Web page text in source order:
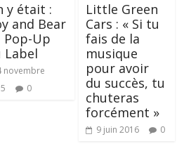
y était :
and Bear
Pop-Up
Label
novembre
0
Little Green
Cars : « Si tu
fais de la
musique
pour avoir
du succès, tu
chuteras
forcément »
9 juin 2016 0